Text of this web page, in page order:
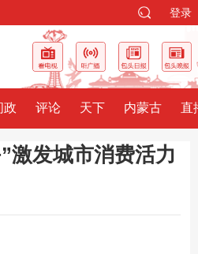
登录
政 评论 天下 内蒙古 直
激发城市消费活力